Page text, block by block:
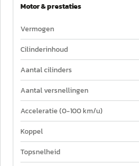
Motor & prestaties
Vermogen
Cilinderinhoud
Aantal cilinders
Aantal versnellingen
Acceleratie (0-100 km/u)
Koppel
Topsnelheid